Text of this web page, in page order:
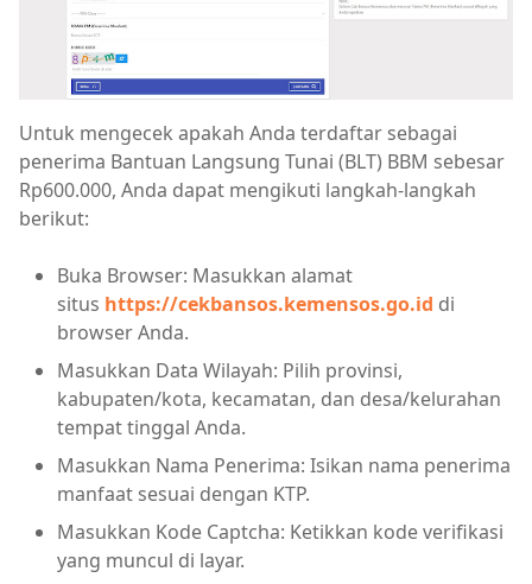
Untuk mengecek apakah Anda terdaftar sebagai
penerima Bantuan Langsung Tunai (BLT) BBM sebesar
Rp600.000, Anda dapat mengikuti langkah-langkah
berikut:
Buka Browser: Masukkan alamat
situs https://cekbansos.kemensos.go.id di
browser Anda.
Masukkan Data Wilayah: Pilih provinsi,
kabupaten/kota, kecamatan, dan desa/kelurahan
tempat tinggal Anda.
Masukkan Nama Penerima: Isikan nama penerima
manfaat sesuai dengan KTP.
Masukkan Kode Captcha: Ketikkan kode verifikasi
yang muncul di layar.